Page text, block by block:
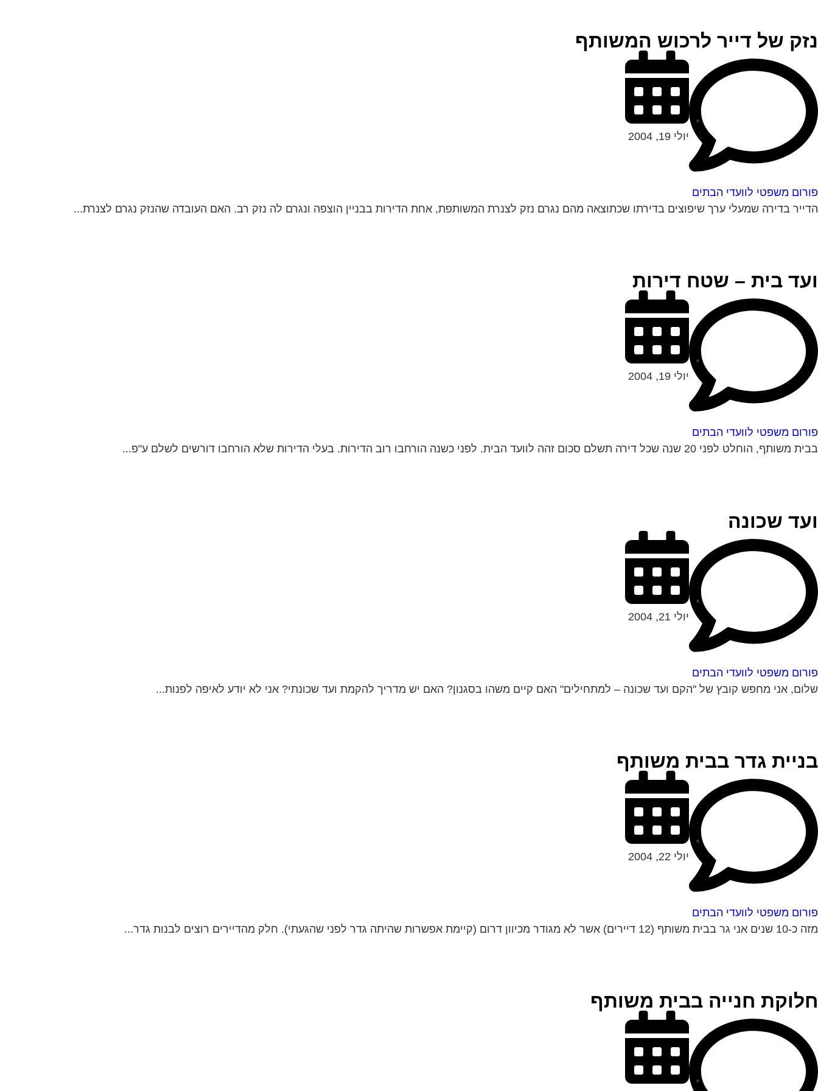
נזק של דייר לרכוש המשותף
פורום משפטי לוועדי הבתים
יולי 19, 2004
הדייר בדירה שמעלי ערך שיפוצים בדירתו שכתוצאה מהם נגרם נזק לצנרת המשותפת, אחת הדירות בבניין הוצפה ונגרם לה נזק רב. האם העובדה שהנזק נגרם לצנרת...
ועד בית – שטח דירות
פורום משפטי לוועדי הבתים
יולי 19, 2004
בבית משותף, הוחלט לפני 20 שנה שכל דירה תשלם סכום זהה לוועד הבית. לפני כשנה הורחבו רוב הדירות. בעלי הדירות שלא הורחבו דורשים לשלם ע"פ...
ועד שכונה
פורום משפטי לוועדי הבתים
יולי 21, 2004
שלום, אני מחפש קובץ של "הקם ועד שכונה – למתחילים" האם קיים משהו בסגנון? האם יש מדריך להקמת ועד שכונתי? אני לא יודע לאיפה לפנות...
בניית גדר בבית משותף
פורום משפטי לוועדי הבתים
יולי 22, 2004
מזה כ-10 שנים אני גר בבית משותף (12 דיירים) אשר לא מגודר מכיוון דרום (קיימת אפשרות שהיתה גדר לפני שהגעתי). חלק מהדיירים רוצים לבנות גדר...
חלוקת חנייה בבית משותף